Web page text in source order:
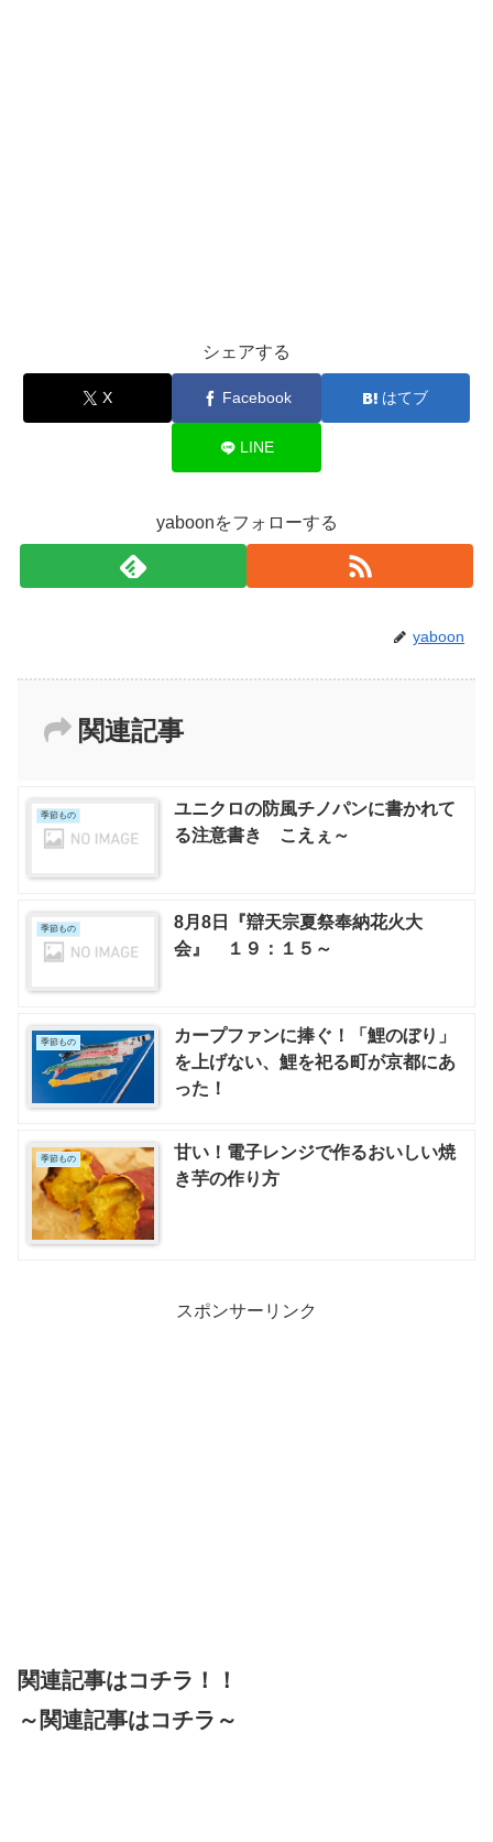
シェアする
X Facebook はてブ
LINE
yaboonをフォローする
yaboon
関連記事
季節もの
ユニクロの防風チノパンに書かれて
る注意書き こえぇ～
季節もの
8月8日『辯天宗夏祭奉納花火大
会』 １９：１５～
季節もの
カープファンに捧ぐ！「鯉のぼり」
を上げない、鯉を祀る町が京都にあ
った！
季節もの
甘い！電子レンジで作るおいしい焼
き芋の作り方
スポンサーリンク
関連記事はコチラ！！
～関連記事はコチラ～